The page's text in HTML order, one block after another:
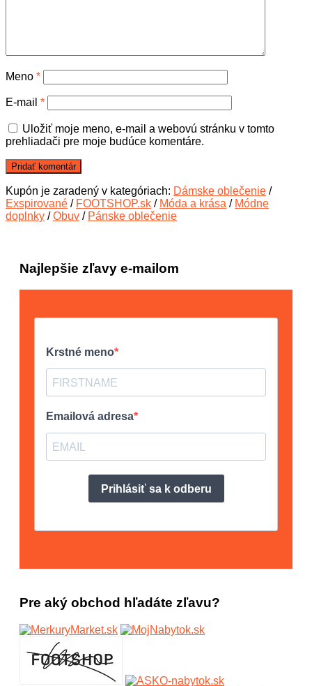
Meno *
E-mail *
Uložiť moje meno, e-mail a webovú stránku v tomto
prehliadači pre moje budúce komentáre.
Kupón je zaradený v kategóriach: Dámske oblečenie /
Exspirované / FOOTSHOP.sk / Móda a krása / Módne
doplnky /Obuv / Pánske oblečenie
Najlepšie zľavy e-mailom
Pre aký obchod hľadáte zľavu?